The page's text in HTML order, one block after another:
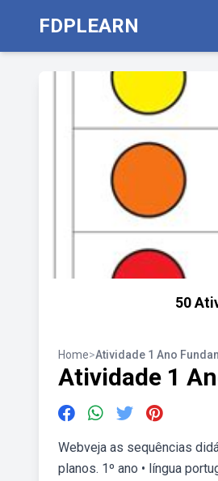
FDPLEARN
50
Home>Atividade 1 Ano
Atividade 1
Webveja as sequências
planos. 1º ano • língua